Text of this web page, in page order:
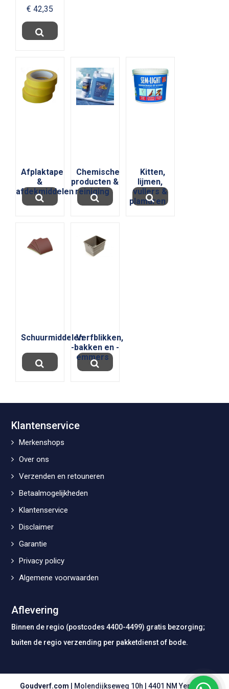
van het merk
een
huismerk
€ 42,35
Afplaktape
&
afdekmiddelen
Chemische
producten &
reiniging
Kitten,
lijmen,
vullers &
plamuren
SchuurmiddelenVerfblikken,
-bakken en -
emmers
Klantenservice
Merkenshops
Over ons
Verzenden en retouneren
Betaalmogelijkheden
Klantenservice
Disclaimer
Garantie
Privacy policy
Algemene voorwaarden
Aflevering
Binnen de regio (postcodes 4400-4499) gratis bezorging;
buiten de regio verzending per pakketdienst of bode.
Goudverf.com | Molendijkseweg 10h | 4401 NM Yerseke |